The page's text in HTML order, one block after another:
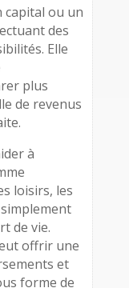
ou un
des
Elle
plus
de revenus
à
loisirs, les
de vie.
offrir une
et
forme de